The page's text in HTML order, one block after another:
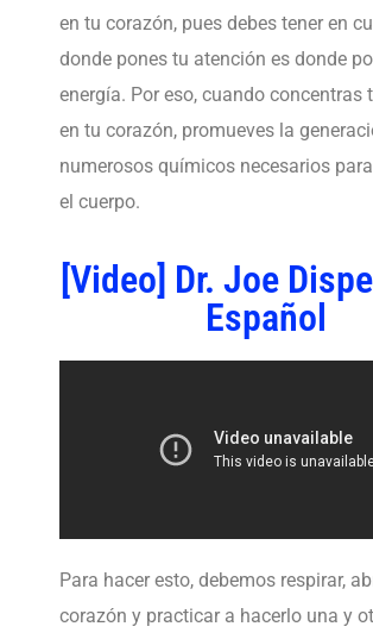
en tu corazón, pues debes tener en
donde pones tu atención es donde
energía. Por eso, cuando concentras
en tu corazón, promueves la
numerosos químicos necesarios
el cuerpo.
[Video] Dr. Joe
Español
Para hacer esto, debemos respirar,
corazón y practicar a hacerlo una y